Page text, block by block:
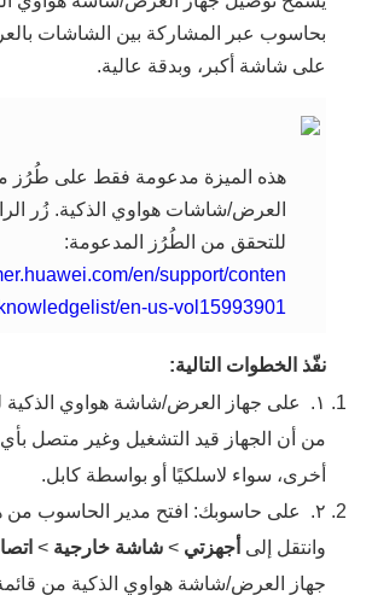
بحاسوب عبر المشاركة بين الشاشات
على شاشة أكبر، وبدقة عالية.
هذه الميزة مدعومة فقط على طُرُز
العرض/شاشات هواوي الذكية. زُر
للتحقق من الطُرُز المدعومة:
en/support/conten
en-us-vol15993901/
نفّذ الخطوات التالية:
١.
على جهاز العرض/شاشة هواوي الذكية
من أن الجهاز قيد التشغيل وغير متصل
أخرى، سواء لاسلكيًا أو بواسطة كابل.
٢.
على حاسوبك: افتح مدير الحاسوب من
وانتقل إلى أجهزتي >شاشة خارجية >
جهاز العرض/شاشة هواوي الذكية من